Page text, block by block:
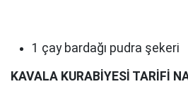
1 çay bardağı pudra şekeri
KAVALA KURABİYESİ TARİFİ